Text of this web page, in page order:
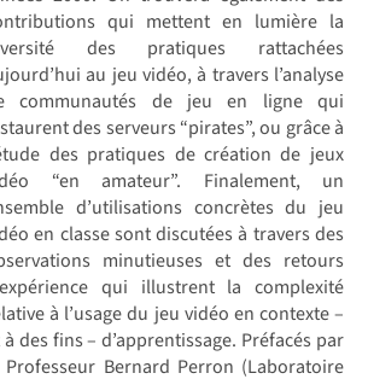
qui mettent en lumière la
des pratiques rattachées
au jeu vidéo, à travers l’analyse
communautés de jeu en ligne qui
des serveurs “pirates”, ou grâce à
des pratiques de création de jeux
“en amateur”. Finalement, un
d’utilisations concrètes du jeu
en classe sont discutées à travers des
minutieuses et des retours
qui illustrent la complexité
à l’usage du jeu vidéo en contexte –
des fins – d’apprentissage. Préfacés par
Professeur Bernard Perron (Laboratoire